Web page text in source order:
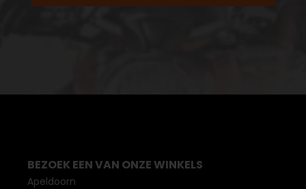
BEZOEK EEN VAN ONZE WINKELS
Apeldoorn